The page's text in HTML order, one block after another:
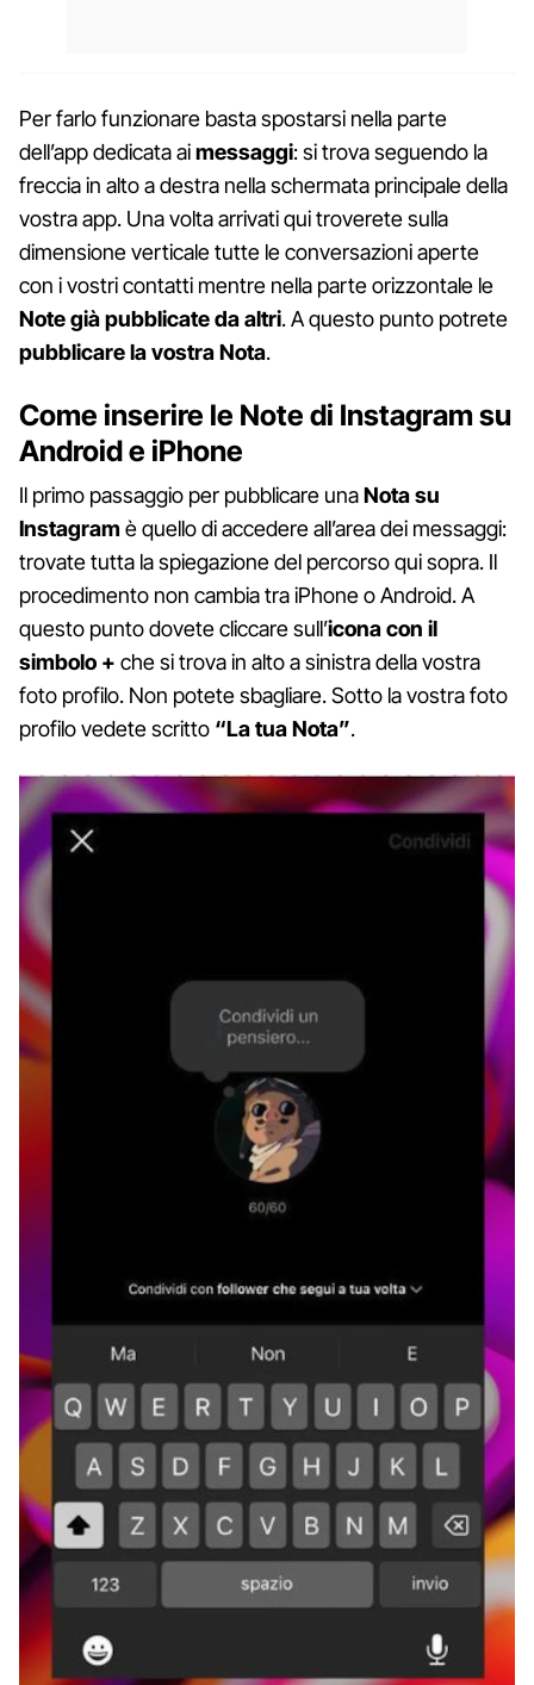
Per farlo funzionare basta spostarsi nella parte
dell’app dedicata aimessaggi: si trova seguendo la
freccia in alto a destra nella schermata principale della
vostra app. Una volta arrivati qui troverete sulla
dimensione verticale tutte le conversazioni aperte
con i vostri contatti mentre nella parte orizzontale le
Note già pubblicate da altri. A questo punto potrete
pubblicare la vostra Nota.
Come inserire le Note di Instagram su
Android e iPhone
Il primo passaggio per pubblicare unaNota su
Instagram è quello di accedere all’area dei messaggi:
trovate tutta la spiegazione del percorso qui sopra. Il
procedimento non cambia tra iPhone o Android. A
questo punto dovete cliccare sull’icona con il
simbolo + che si trova in alto a sinistra della vostra
foto profilo. Non potete sbagliare. Sotto la vostra foto
profilo vedete scritto “La tua Nota”.